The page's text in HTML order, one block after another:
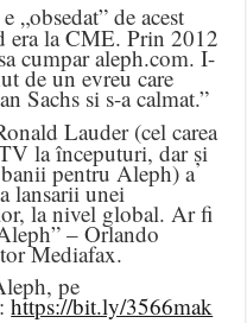
„obsedat” de acest
era la CME. Prin 2012
cumpar aleph.com. I-
de un evreu care
Sachs si s-a calmat.”
Lauder (cel carea
la începuturi, dar și
pentru Aleph) a
lansarii unei
la nivel global. Ar fi
– Orlando
Mediafax.
pe
https://bit.ly/3566mak